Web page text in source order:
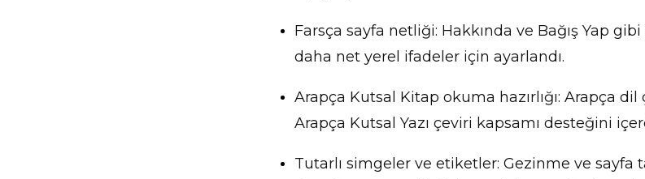
Farsça sayfa netliği: Hakkında ve Bağış Yap
daha net yerel ifadeler için ayarlandı.
Arapça Kutsal Kitap okuma hazırlığı: Arapça dil
Arapça Kutsal Yazı çeviri kapsamı desteğini
Tutarlı simgeler ve etiketler: Gezinme ve sayfa